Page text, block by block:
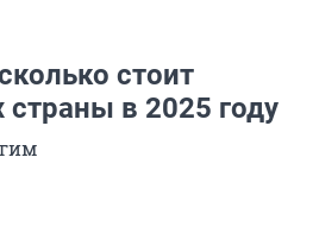
стоит
страны в 2025 году